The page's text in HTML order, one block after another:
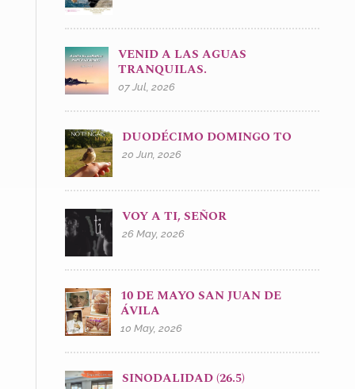
VENID A LAS AGUAS
TRANQUILAS.
07 Jul, 2026
DUODÉCIMO DOMINGO TO
20 Jun, 2026
VOY A TI, SEÑOR
26 May, 2026
10 DE MAYO SAN JUAN DE
ÁVILA
10 May, 2026
SINODALIDAD (26.5)